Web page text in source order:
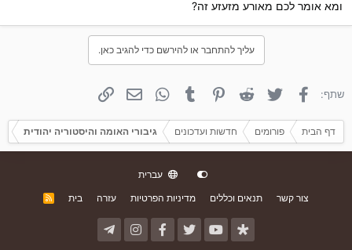
ומא אומר לכם מאורע מזעזע זה?
עליך להתחבר או להירשם כדי להגיב כאן.
שתף: פייסבוק טוויטר Reddit פינטרסט Tumblr
WhatsApp
אימייל
דף הבית פורומים חדשות ועדכונים גיבורי האומה והיסטוריה יהודית
עברית
צור קשר
תנאים וכללים מדיניות הפרטיות עזרה בית
R